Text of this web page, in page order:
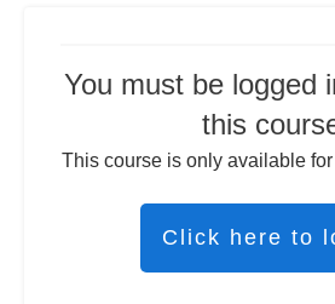
You must be logged
this
This course is only available
Click here to